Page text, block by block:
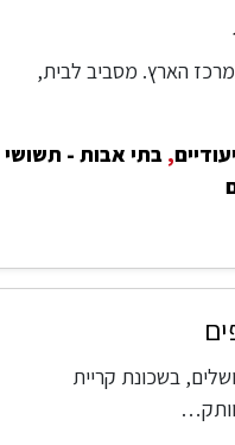
הארץ. מסביב לבית,
, בתי אבות - תשושי
בשכונת קריית